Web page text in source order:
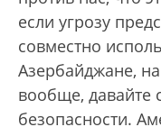
если угрозу
совместно
Азербайджане,
вообще, давайте
безопасности.